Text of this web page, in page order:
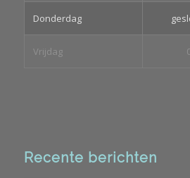
Donderdag
Vrijdag
Recente berichten